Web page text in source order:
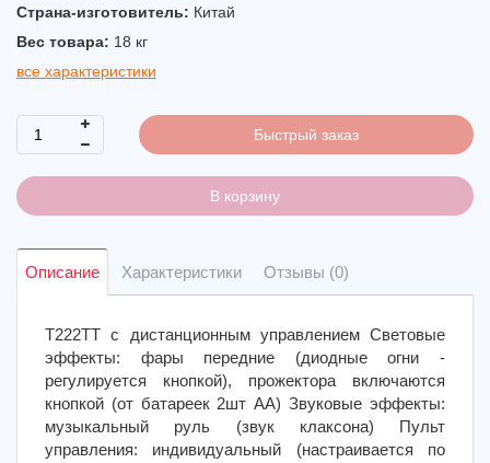
Страна-изготовитель: Китай
Вес товара: 18 кг
все характеристики
Быстрый заказ
В корзину
Описание Характеристики Отзывы (0)
T222TT с дистанционным управлением Световые
эффекты: фары передние (диодные огни -
регулируется кнопкой), прожектора включаются
кнопкой (от батареек 2шт АА) Звуковые эффекты:
музыкальный руль (звук клаксона) Пульт
управления: индивидуальный (настраивается по